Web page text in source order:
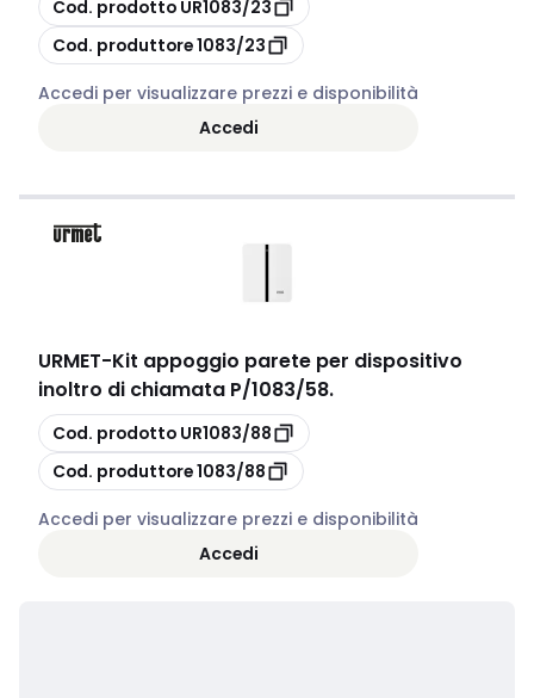
Cod. prodotto UR1083/23
copia
Cod. produttore1083/23
Accedi per visualizzare prezzi e disponibilità
Accedi
URMET-Kit appoggio parete per dispositivo
inoltro di chiamata P/1083/58.
copia
Cod. prodotto UR1083/88
copia
Cod. produttore1083/88
Accedi per visualizzare prezzi e disponibilità
Accedi